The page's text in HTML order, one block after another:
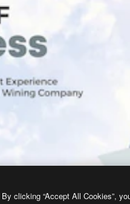
By clicking “Accept All Cookies”,